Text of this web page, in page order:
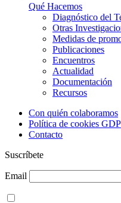
Qué Hacemos
Diagnóstico del
Otras
Medidas de
Publicaciones
Encuentros
Actualidad
Documentación
Recursos
Con quién colaboramos
Política de cookies
Contacto
Suscríbete
Email